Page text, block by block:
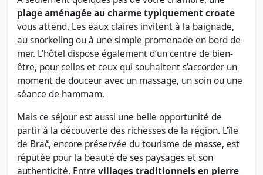
plage aménagée au charme typiquement croate
vous attend. Les eaux claires invitent à la baignade,
au snorkeling ou à une simple promenade en bord de
mer. L’hôtel dispose également d’un centre de bien-
être, pour celles et ceux qui souhaitent s’accorder un
moment de douceur avec un massage, un soin ou une
séance de hammam.
Mais ce séjour est aussi une belle opportunité de
partir à la découverte des richesses de la région. L’île
de Brač, encore préservée du tourisme de masse, est
réputée pour la beauté de ses paysages et son
authenticité. Entre villages traditionnels en pierre